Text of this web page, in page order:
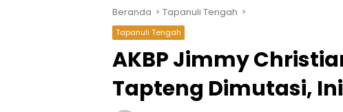
Beranda Tapanuli Tengah
Tapanuli Tengah
AKBP Jimmy
Tapteng Dimutasi,